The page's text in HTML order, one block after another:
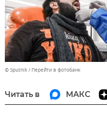
© Sputnik Перейти в фотобанк
Читать в МАКС